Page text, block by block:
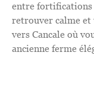
entre fortifications
retrouver calme
vers Cancale où
ancienne ferme